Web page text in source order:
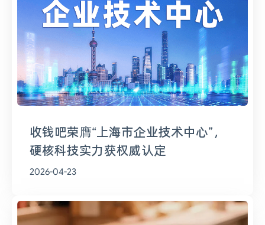
收钱吧荣膺“上海市企业技术中心”，
硬核科技实力获权威认定
2026-04-23